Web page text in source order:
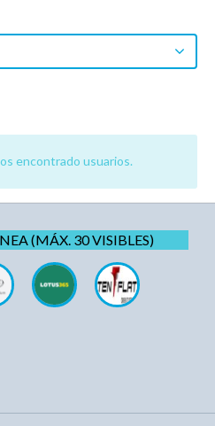
encontrado usuarios.
(MÁX. 30 VISIBLES)